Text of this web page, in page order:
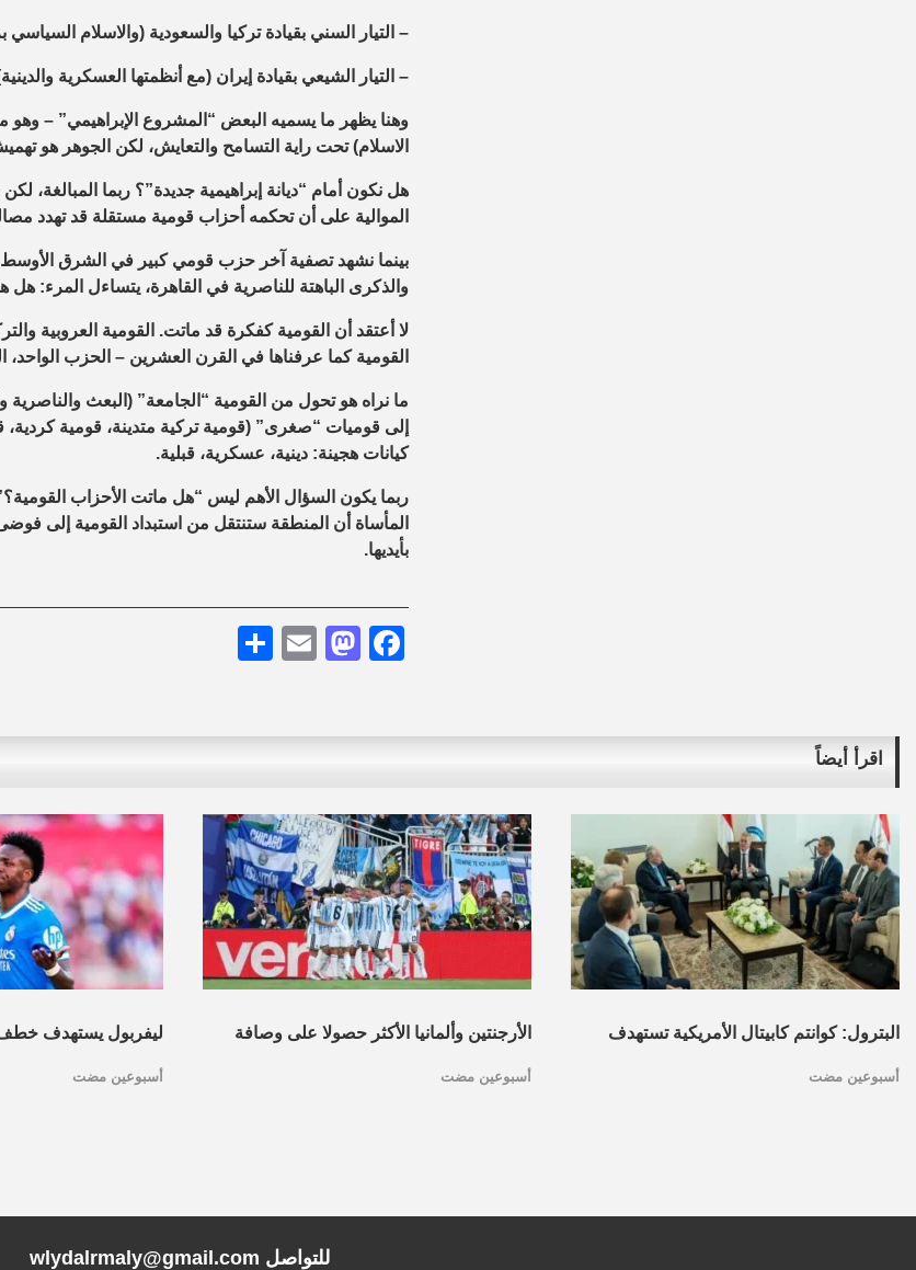
– التيار السني بقيادة تركيا والسعودية (والاسلام السياسي
– التيار الشيعي بقيادة إيران (مع أنظمتها العسكرية
وهنا يظهر ما يسميه البعض “المشروع الإبراهيمي” – وهو
الاسلام) تحت راية التسامح والتعايش، لكن الجوهر هو
هل نكون أمام “ديانة إبراهيمية جديدة”؟ ربما
الموالية على أن تحكمه أحزاب قومية مستقلة قد تهدد
بينما نشهد تصفية آخر حزب قومي كبير في الشرق
والذكرى الباهتة للناصرية في القاهرة، يتساءل المرء: هل
لا أعتقد أن القومية كفكرة قد ماتت. القومية العروبية
القومية كما عرفناها في القرن العشرين – الحزب الواحد،
ما نراه هو تحول من القومية “الجامعة” (البعث والناصرية
إلى قوميات “صغرى” (قومية تركية متدينة، قومية كردية،
كيانات هجينة: دينية، عسكرية، قبلية.
ربما يكون السؤال الأهم ليس “هل ماتت الأحزاب
المأساة أن المنطقة ستنتقل من استبداد القومية إلى
بأيديها.
Facebook
Mastodon
Email
اقرأ أيضاً
البترول: كوانتم كابيتال الأمريكية تستهدف
أسبوعين مضت
الأرجنتين وألمانيا الأكثر حصولا على وصافة
أسبوعين مضت
ليفربول يستهدف
أسبوعين مضت
للتواصل wlydalrmaly@gmail.com